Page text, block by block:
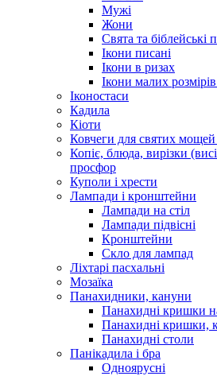
Мужі
Жони
Свята та біблейські
Ікони писані
Ікони в ризах
Ікони малих
Іконостаси
Кадила
Кіоти
Ковчеги для святих
Копіє, блюда, вирізки
просфор
Куполи і хрести
Лампади і кронштейни
Лампади на стіл
Лампади підвісні
Кронштейни
Скло для лампад
Ліхтарі пасхальні
Мозаїка
Панахидники, кануни
Панахидні кришки
Панахидні кришки,
Панахидні столи
Панікадила і бра
Одноярусні